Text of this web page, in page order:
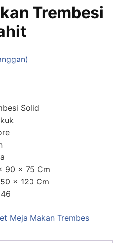
Trembesi
Solid
90 x 75 Cm
x 120 Cm
Meja Makan Trembesi